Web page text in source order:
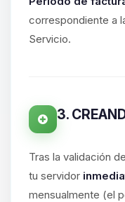
correspondiente a
Servicio.
3.
Tras la validación
tu servidor
mensualmente (el
asistente